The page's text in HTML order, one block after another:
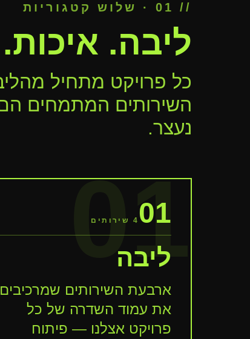
// 01 · שלוש קטגוריות
ליבה.
כל פרויקט מתחיל
השירותים המתמחים הם
נעצר.
01
01
4 שירותים
ליבה
ארבעת השירותים שמרכיבים
את עמוד השדרה של כל
פרויקט אצלנו — פיתוח